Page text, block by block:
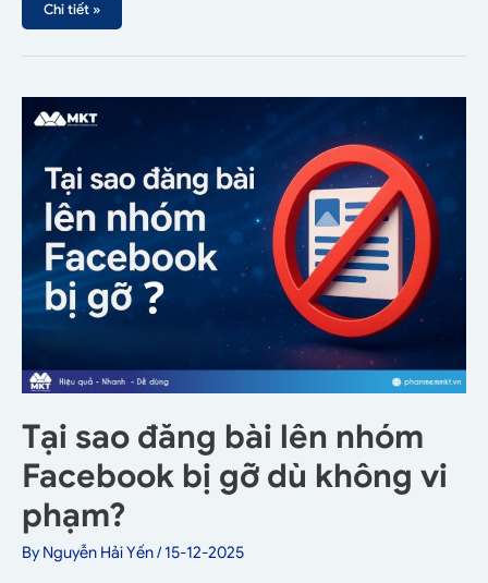
Chi tiết »
Tại sao đăng bài lên nhóm
Facebook bị gỡ dù không vi
phạm?
ByNguyễn Hải Yến/15-12-2025